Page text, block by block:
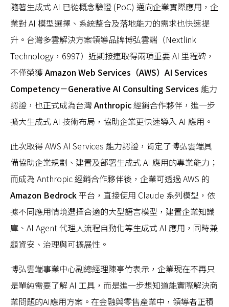
隨著生成式 AI 已從概念驗證 (PoC) 邁向企業實際應用，企
業對 AI 模型選擇、系統整合及落地能力的需求也快速提
升。台灣多雲解決方案領導品牌博弘雲端（Nextlink
Technology，6997）近期接連取得兩項重要 AI 里程碑，
不僅榮獲Amazon Web Services（AWS）AI Services
Competency－Generative AI Consulting Services 能力
認證，也正式成為台灣Anthropic經銷合作夥伴，進一步
擴大生成式 AI 技術布局，協助企業更快速導入 AI 應用。
此次取得 AWS AI Services 能力認證，肯定了博弘雲端具
備協助企業規劃、建置及部署生成式 AI 應用的專業能力；
而成為 Anthropic 經銷合作夥伴後，企業可透過 AWS 的
Amazon Bedrock平台，直接使用 Claude 系列模型，依
據不同應用情境選擇合適的大型語言模型，建置企業知識
庫、AI Agent 代理人流程自動化等生成式 AI 應用，同時兼
顧資安、治理與可擴展性。
博弘雲端事業中心副總經理陳亭竹表示，企業現在不再只
是單純需要了解 AI 工具，而是進一步想知道能實際解決商
業問題的AI應用方案。在金融與零售產業中，領導者正積